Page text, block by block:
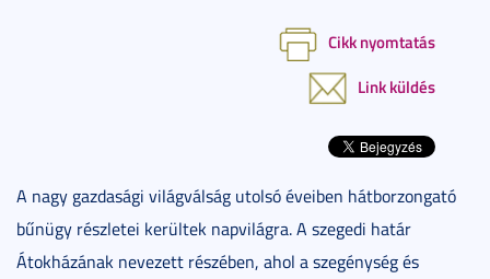
Cikk nyomtatás
Link küldés
A nagy gazdasági világválság utolsó éveiben hátborzongató
bűnügy részletei kerültek napvilágra. A szegedi határ
Átokházának nevezett részében, ahol a szegénység és